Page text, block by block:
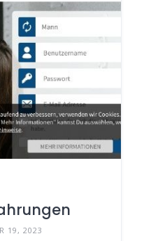
19, 2023